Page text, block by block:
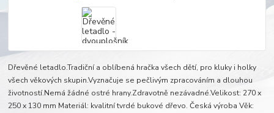
Dřevěné letadlo.Tradiční a oblíbená hračka všech dětí, pro kluky i holky
všech věkových skupin.Vyznačuje se pečlivým zpracováním a dlouhou
životností.Nemá žádné ostré hrany.Zdravotně nezávadné.Velikost: 270 x
250 x 130 mm Materiál: kvalitní tvrdé bukové dřevo. Česká výroba Věk: